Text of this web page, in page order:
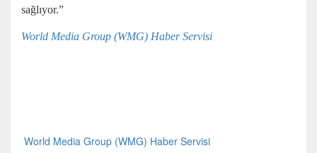
sağlıyor.”
World Media Group (WMG) Haber Servisi
World Media Group (WMG) Haber Servisi